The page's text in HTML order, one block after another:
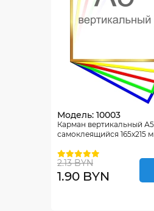
Модель: 10003
Карман вертикальный А5
самоклеящийся 165х215
2.13 BYN
1.90 BYN